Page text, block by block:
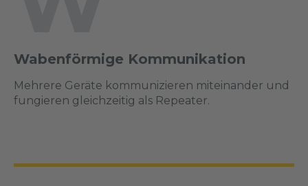
Wabenförmige Kommunikation
Mehrere Geräte kommunizieren miteinander und
fungieren gleichzeitig als Repeater.